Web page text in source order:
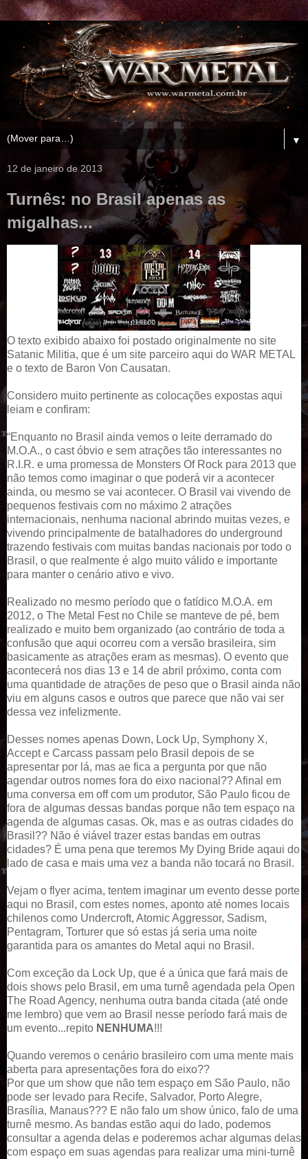
▼
12 de janeiro de 2013
Turnês: no Brasil apenas as
migalhas...
O texto exibido abaixo foi postado originalmente no site
Satanic Militia, que é um site parceiro aqui do WAR METAL
e o texto de Baron Von Causatan.
Considero muito pertinente as colocações expostas aqui
leiam e confiram:
“Enquanto no Brasil ainda vemos o leite derramado do
M.O.A., o cast óbvio e sem atrações tão interessantes no
R.I.R. e uma promessa de Monsters Of Rock para 2013 que
não temos como imaginar o que poderá vir a acontecer
ainda, ou mesmo se vai acontecer. O Brasil vai vivendo de
pequenos festivais com no máximo 2 atrações
internacionais, nenhuma nacional abrindo muitas vezes, e
vivendo principalmente de batalhadores do underground
trazendo festivais com muitas bandas nacionais por todo o
Brasil, o que realmente é algo muito válido e importante
para manter o cenário ativo e vivo.
Realizado no mesmo período que o fatídico M.O.A. em
2012, o The Metal Fest no Chile se manteve de pé, bem
realizado e muito bem organizado (ao contrário de toda a
confusão que aqui ocorreu com a versão brasileira, sim
basicamente as atrações eram as mesmas). O evento que
acontecerá nos dias 13 e 14 de abril próximo, conta com
uma quantidade de atrações de peso que o Brasil ainda não
viu em alguns casos e outros que parece que não vai ser
dessa vez infelizmente.
Desses nomes apenas Down, Lock Up, Symphony X,
Accept e Carcass passam pelo Brasil depois de se
apresentar por lá, mas ae fica a pergunta por que não
agendar outros nomes fora do eixo nacional?? Afinal em
uma conversa em off com um produtor, São Paulo ficou de
fora de algumas dessas bandas porque não tem espaço na
agenda de algumas casas. Ok, mas e as outras cidades do
Brasil?? Não é viável trazer estas bandas em outras
cidades? É uma pena que teremos My Dying Bride aqaui do
lado de casa e mais uma vez a banda não tocará no Brasil.
Vejam o flyer acima, tentem imaginar um evento desse porte
aqui no Brasil, com estes nomes, aponto até nomes locais
chilenos como Undercroft, Atomic Aggressor, Sadism,
Pentagram, Torturer que só estas já seria uma noite
garantida para os amantes do Metal aqui no Brasil.
Com exceção da Lock Up, que é a única que fará mais de
dois shows pelo Brasil, em uma turnê agendada pela Open
The Road Agency, nenhuma outra banda citada (até onde
me lembro) que vem ao Brasil nesse período fará mais de
um evento...repito NENHUMA!!!
Quando veremos o cenário brasileiro com uma mente mais
aberta para apresentações fora do eixo??
Por que um show que não tem espaço em São Paulo, não
pode ser levado para Recife, Salvador, Porto Alegre,
Brasília, Manaus??? E não falo um show único, falo de uma
turnê mesmo. As bandas estão aqui do lado, podemos
consultar a agenda delas e poderemos achar algumas delas
com espaço em suas agendas para realizar uma mini-turnê